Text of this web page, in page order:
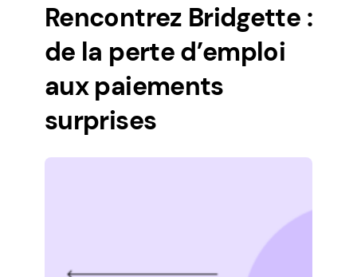
Rencontrez Bridgette :
de la perte d’emploi
aux paiements
surprises